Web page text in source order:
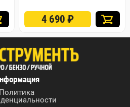
4 690₽
Политика